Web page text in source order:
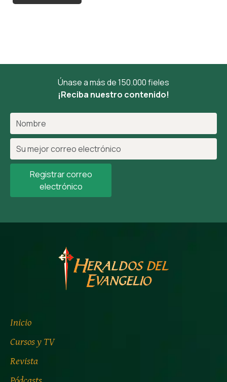
Únase a más de 150.000 fieles
¡Reciba nuestro contenido!
Registrar correo
electrónico
Inicio
Cursos y TV
Revista